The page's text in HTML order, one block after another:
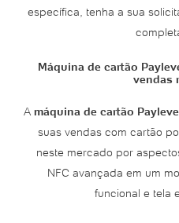
específica, tenha a sua
Máquina de cartão
vendas
A máquina de cartão
suas vendas com cartão
neste mercado por
NFC avançada em um
funcional e tela